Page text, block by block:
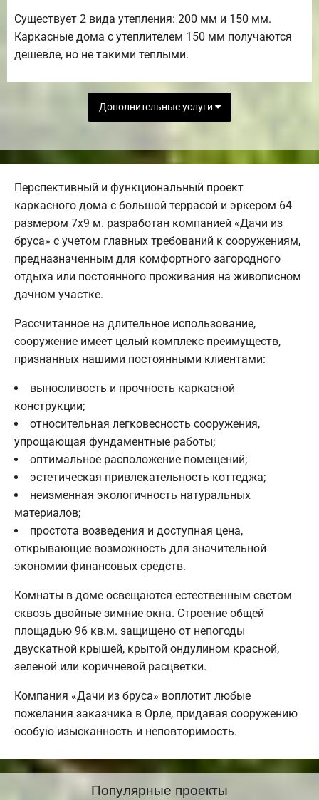
Существует 2 вида утепления: 200 мм и 150 мм.
Каркасные дома с утеплителем 150 мм получаются
дешевле, но не такими теплыми.
Дополнительные услуги
Перспективный и функциональный проект
каркасного дома с большой террасой и эркером 64
размером 7х9 м. разработан компанией «Дачи из
бруса» с учетом главных требований к сооружениям,
предназначенным для комфортного загородного
отдыха или постоянного проживания на живописном
дачном участке.
Рассчитанное на длительное использование,
сооружение имеет целый комплекс преимуществ,
признанных нашими постоянными клиентами:
выносливость и прочность каркасной
конструкции;
относительная легковесность сооружения,
упрощающая фундаментные работы;
оптимальное расположение помещений;
эстетическая привлекательность коттеджа;
неизменная экологичность натуральных
материалов;
простота возведения и доступная цена,
открывающие возможность для значительной
экономии финансовых средств.
Комнаты в доме освещаются естественным светом
сквозь двойные зимние окна. Строение общей
площадью 96 кв.м. защищено от непогоды
двускатной крышей, крытой ондулином красной,
зеленой или коричневой расцветки.
Компания «Дачи из бруса» воплотит любые
пожелания заказчика в Орле, придавая сооружению
особую изысканность и неповторимость.
Популярные проекты